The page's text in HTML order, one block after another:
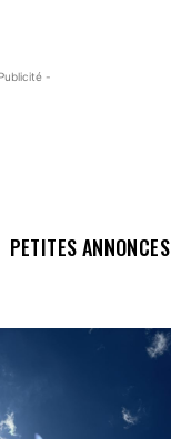
-
PETITES ANNONCES